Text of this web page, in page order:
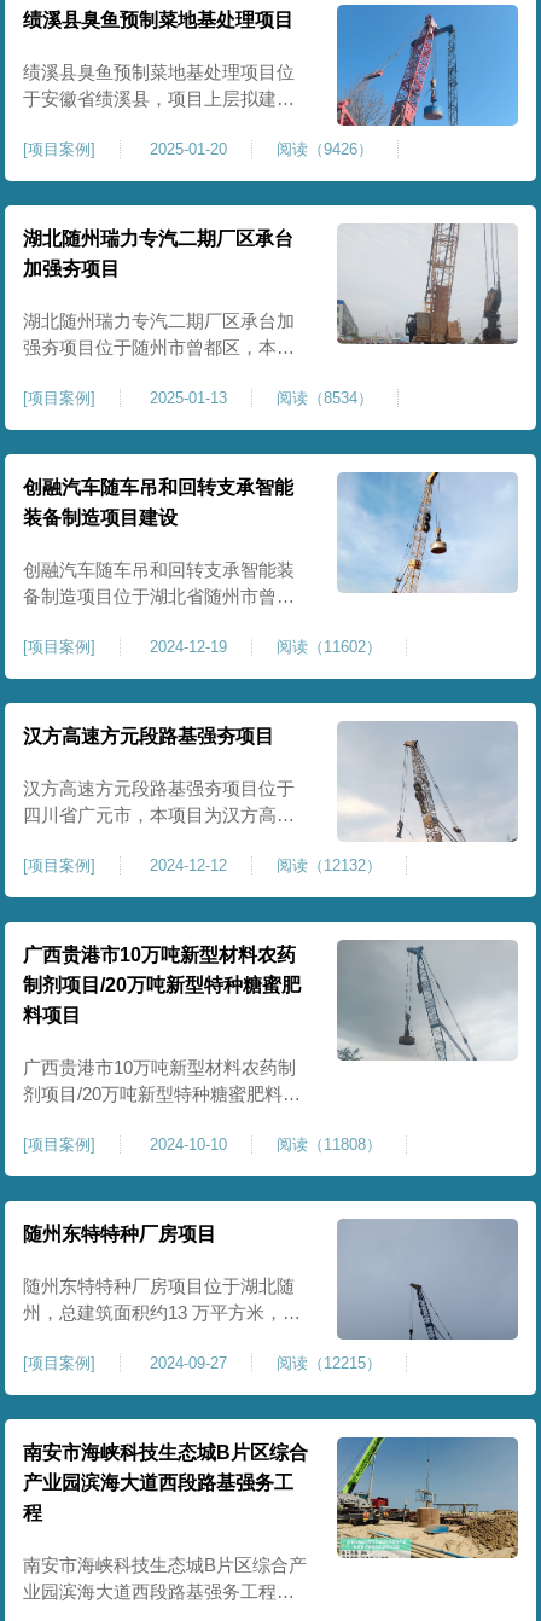
工程师组织三方验收一次，确认工
施工质量，确保工程整体质量。在
施工过程中我司严格按照设计规范
绩溪县臭鱼预制菜地基处理项目
绩溪县臭鱼预制菜地基处理项目位
于安徽省绩溪县，项目上层拟建生
米。本项目场地后续使用要求较
高，设计拟采用大夯击能进行场地
地基加固处理，我司配备FW5000A
大型强夯机一台，并配备28m龙门架
一幅辅助高能级强夯施工，配备
85T，直径为2m，高度为2.2m的柱
锤一个，柱锤接地面积更小，强夯
穿透
[项目案例] 2025-01-20 阅读（9426）
湖北随州瑞力专汽二期厂区承台
加强夯项目
湖北随州瑞力专汽二期厂区承台加
强夯项目位于随州市曾都区，本项
要求采用强夯置换工艺进行加固处
理，要求经处理深度不小于8米，地
基承载力不小于180Kpa，该项目场
地周边已有建筑物，且本项目采用
夯击能较大，夯击次数较多，为确
保场地临近建筑物安全性，我司在
临近建筑物的场地界限开挖减震沟
[项目案例] 2025-01-13 阅读（8534）
创融汽车随车吊和回转支承智能
装备制造项目建设
创融汽车随车吊和回转支承智能装
备制造项目位于湖北省随州市曾都
套设置，本次对主要对项目生产车
间区域进行强夯施工，面积约为
20000平方米，要求经强夯后地基承
载力不低于140Kpa。康尚强夯公司
场，设备型号为ZRYG3500C，施工
作业人员按照设计严格施工。
[项目案例] 2024-12-19 阅读（11602）
汉方高速方元段路基强夯项目
汉方高速方元段路基强夯项目位于
四川省广元市，本项目为汉方高速
240000平方米，施工周期长，待路
基回填达到设计标高后，强夯施工
一次。我司于土方单位交叉作业。
康尚强夯公司于2024年10月20日安
排设备人员进场，按照图纸设计施
工。
[项目案例] 2024-12-12 阅读（12132）
广西贵港市10万吨新型材料农药
制剂项目/20万吨新型特种糖蜜肥
料项目
广西贵港市10万吨新型材料农药制
剂项目/20万吨新型特种糖蜜肥料项
期施工，一期为10万吨新型材料农
药制剂项目施工，二期为20万吨新
型特种糖蜜肥料项目，两期项目都
采用基础承台加强夯和普通强夯施
使用要求，单独对基础承台位置地
基进行置换加强夯，其他区域采用
[项目案例] 2024-10-10 阅读（11808）
随州东特特种厂房项目
随州东特特种厂房项目位于湖北随
州，总建筑面积约13 万平方米，为
载力与均匀性要求严苛。项目于
2024 年 9 月正式开工，地基处理采
用高能级强夯施工工艺，通过大吨
位重锤动力固结，全面提升场地密
实度与承载性能，满足重载车间、
设备基础与行车轨道的长期稳定运
行要求。项目严格遵循强夯地基处
[项目案例] 2024-09-27 阅读（12215）
南安市海峡科技生态城B片区综合
产业园滨海大道西段路基强务工
程
南安市海峡科技生态城B片区综合产
业园滨海大道西段路基强务工程位